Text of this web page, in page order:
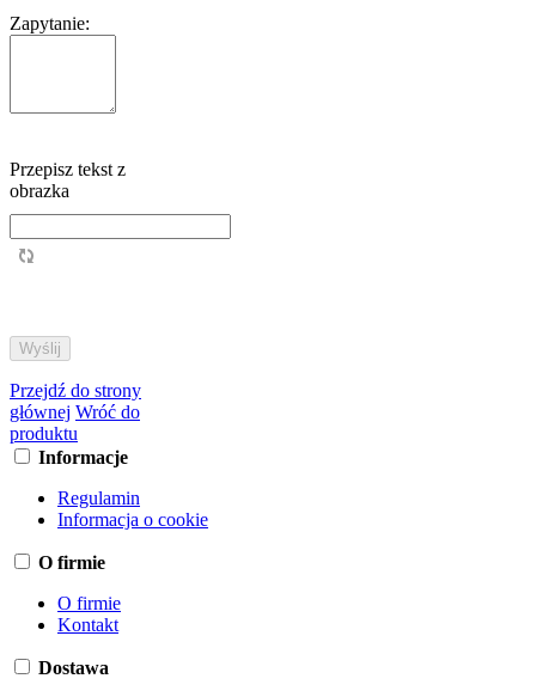
Zapytanie:
Przepisz tekst z
obrazka
Przejdź do strony
głównej Wróć do
produktu
Informacje
Regulamin
Informacja o cookie
O firmie
O firmie
Kontakt
Dostawa